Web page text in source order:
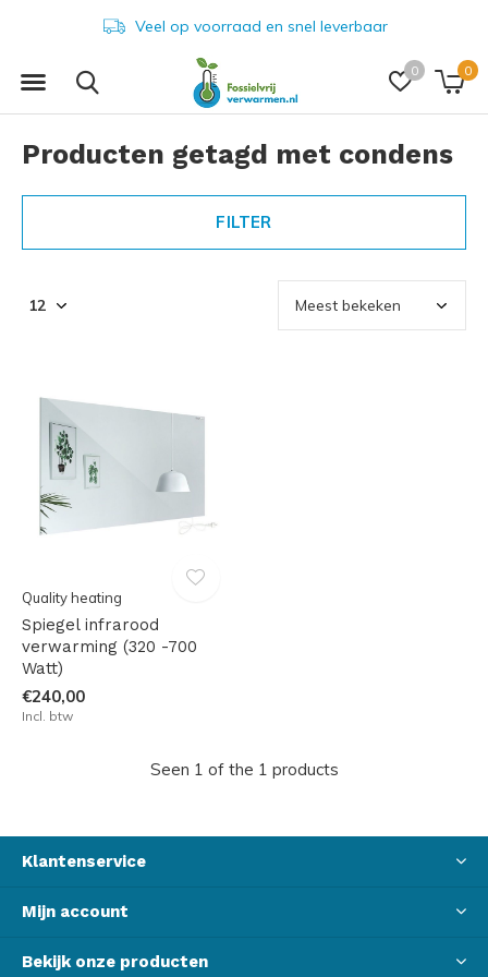
0 0
Veel op voorraad en snel leverbaar
Producten getagd met condens
FILTER
Quality heating
Spiegel infrarood
verwarming (320 -700
Watt)
€240,00
Incl. btw
Seen 1 of the 1 products
Klantenservice
Mijn account
Bekijk onze producten